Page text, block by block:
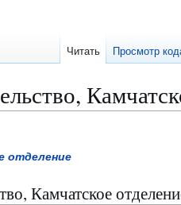
отделение
Камчатское
Читать Просмотр